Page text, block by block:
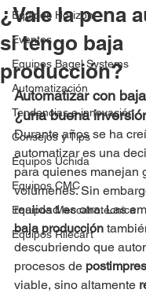
Equipos Horizon
Eventos
Equipos Bagel Systems
Automatización
Tendencias e innovación
Consejos y Tips
Equipos Uchida
Equipos CMC
Equipos Meccanotécnica
Equipos Rilecart
¿Vale la pena
si tengo baja
producción?
Automatizar con
¿una buena
Durante años se ha
automatizar es una
para quienes manejan
volúmenes. Sin
realidad es otra. Las
baja producción
descubriendo que
procesos de
viable, sino altamente